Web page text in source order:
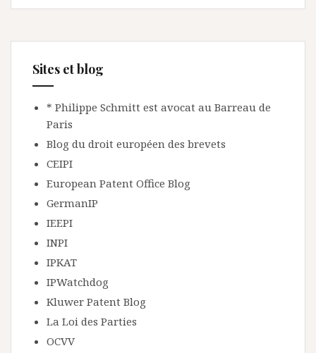
Sites et blog
* Philippe Schmitt est avocat au Barreau de
Paris
Blog du droit européen des brevets
CEIPI
European Patent Office Blog
GermanIP
IEEPI
INPI
IPKAT
IPWatchdog
Kluwer Patent Blog
La Loi des Parties
OCVV